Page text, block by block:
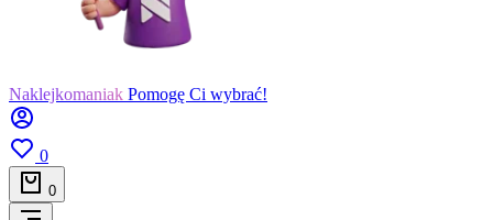
Naklejkomaniak Pomogę Ci wybrać!
0
0